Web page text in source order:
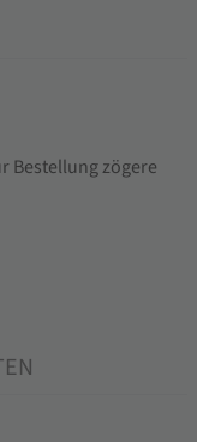
Bestellung zögere